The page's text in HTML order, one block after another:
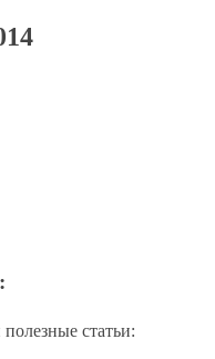
:
полезные статьи: